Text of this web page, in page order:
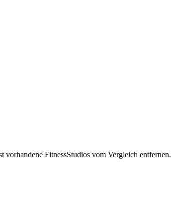
FitnessStudios vom Vergleich entfernen.